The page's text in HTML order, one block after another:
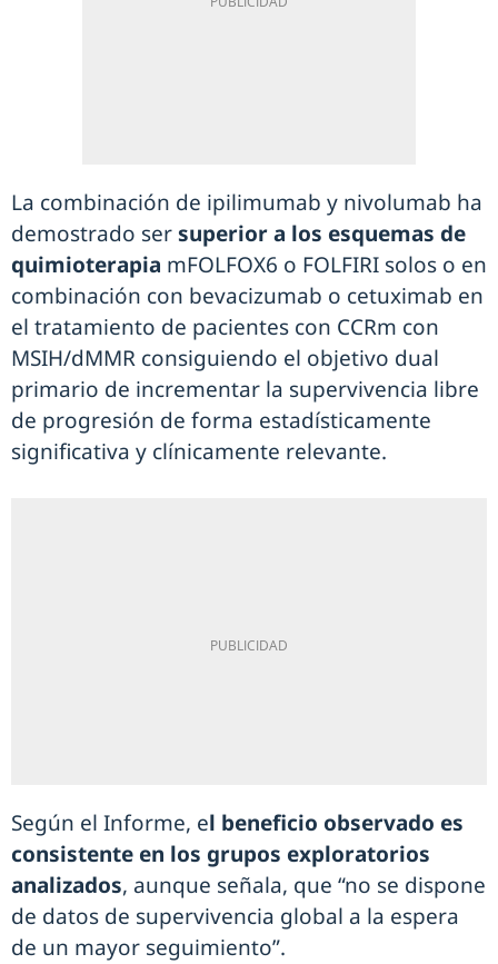
La combinación de ipilimumab y nivolumab ha
demostrado sersuperior a los esquemas de
quimioterapia mFOLFOX6 o FOLFIRI solos o en
combinación con bevacizumab o cetuximab en
el tratamiento de pacientes con CCRm con
MSIH/dMMR consiguiendo el objetivo dual
primario de incrementar la supervivencia libre
de progresión de forma estadísticamente
significativa y clínicamente relevante.
Según el Informe, el beneficio observado es
consistente en los grupos exploratorios
analizados, aunque señala, que “no se dispone
de datos de supervivencia global a la espera
de un mayor seguimiento”.